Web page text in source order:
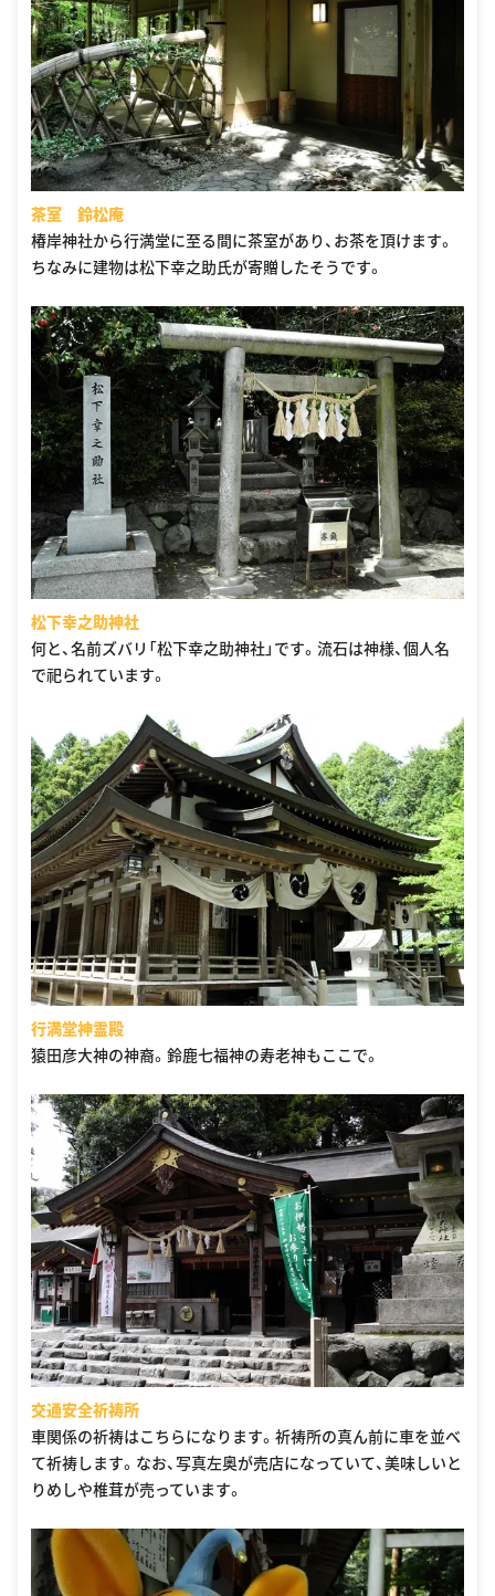
茶室 鈴松庵
椿岸神社から行満堂に至る間に茶室があり、お茶を頂けます。
ちなみに建物は松下幸之助氏が寄贈したそうです。
松下幸之助神社
何と、名前ズバリ「松下幸之助神社」です。流石は神様、個人名
で祀られています。
行満堂神霊殿
猿田彦大神の神裔。鈴鹿七福神の寿老神もここで。
交通安全祈祷所
車関係の祈祷はこちらになります。祈祷所の真ん前に車を並べ
て祈祷します。なお、写真左奥が売店になっていて、美味しいと
りめしや椎茸が売っています。